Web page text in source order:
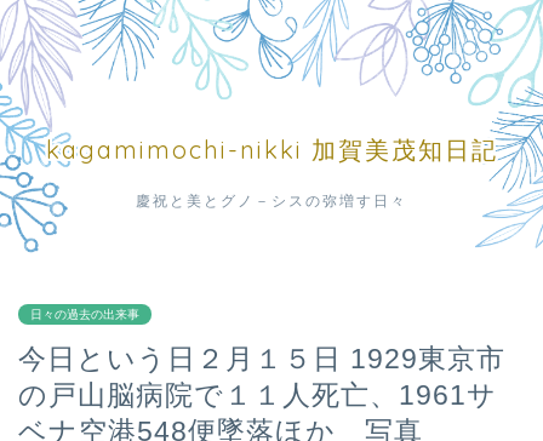
kagamimochi-nikki 加賀美茂知日記
慶祝と美とグノ－シスの弥増す日々
日々の過去の出来事
今日という日２月１５日 1929東京市
の戸山脳病院で１１人死亡、1961サ
ベナ空港548便墜落ほか 写真